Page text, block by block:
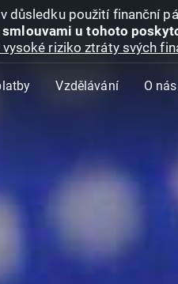
důsledku použití finanční
u tohoto
riziko ztráty svých
Vzdělávání O nás